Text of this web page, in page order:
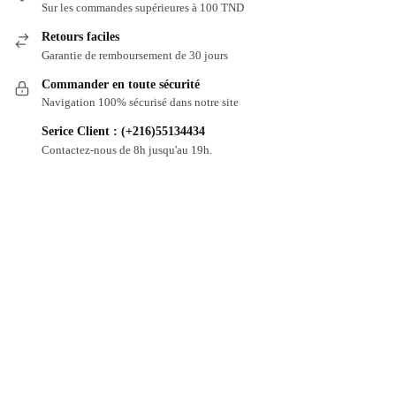
Sur les commandes supérieures à 100 TND
Retours faciles
Garantie de remboursement de 30 jours
Commander en toute sécurité
Navigation 100% sécurisé dans notre site
Serice Client : (+216)55134434
Contactez-nous de 8h jusqu'au 19h.